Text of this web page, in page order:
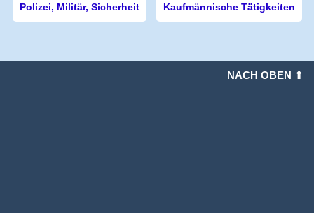
Polizei, Militär, Sicherheit Kaufmännische Tätigkeiten
NACH OBEN ⇑